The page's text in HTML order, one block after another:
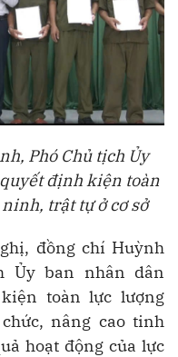
Phó Chủ tịch Ủy
định kiện toàn
trật tự ở cơ sở
đồng chí Huỳnh
Ủy ban nhân dân
toàn lực lượng
nâng cao tinh
hoạt động của lực